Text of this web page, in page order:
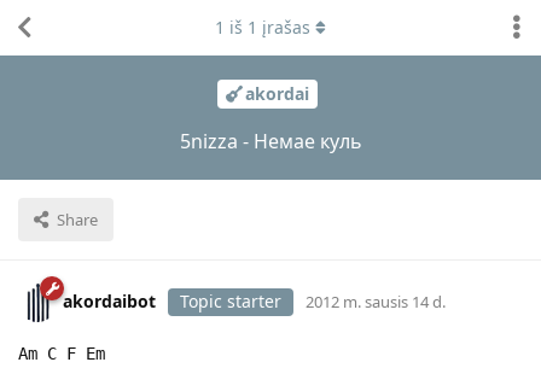
akordai
5nizza - Немае куль
Share
1 iš 1 įrašas
akordaibot Topic starter 2012 m. sausis 14 d.
Am C F Em